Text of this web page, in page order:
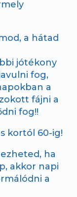
a hátad
jótékony
fog,
a
fájni a
fog!!
kortól 60-ig!
ha
akkor napi
a